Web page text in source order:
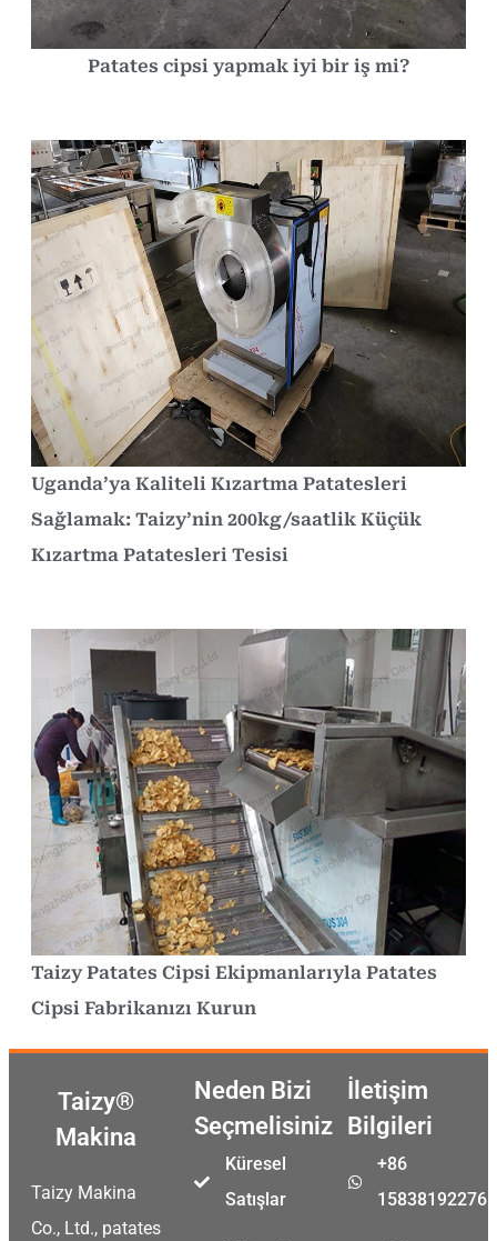
Patates cipsi yapmak iyi bir iş mi?
Uganda’ya Kaliteli Kızartma Patatesleri
Sağlamak: Taizy’nin 200kg/saatlik Küçük
Kızartma Patatesleri Tesisi
Taizy Patates Cipsi Ekipmanlarıyla Patates
Cipsi Fabrikanızı Kurun
Taizy®
Makina
Taizy Makina
Co., Ltd., patates
Neden Bizi
Seçmelisiniz
Küresel
Satışlar
İletişim
Bilgileri
+86
15838192276